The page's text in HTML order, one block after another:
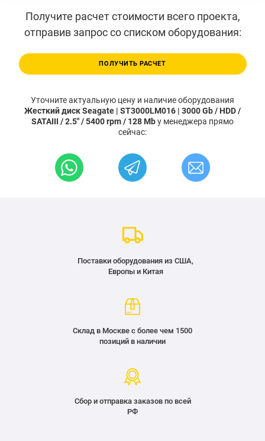
Получите расчет стоимости всего проекта,
отправив запрос со списком оборудования:
ПОЛУЧИТЬ РАСЧЕТ
Уточните актуальную цену и наличие оборудования
Жесткий диск Seagate | ST3000LM016 | 3000 Gb / HDD /
SATAIII / 2.5" / 5400 rpm / 128 Mbу менеджера прямо
сейчас:
Поставки оборудования из США,
Европы и Китая
Склад в Москве с более чем 1500
позиций в наличии
Сбор и отправка заказов по всей
РФ